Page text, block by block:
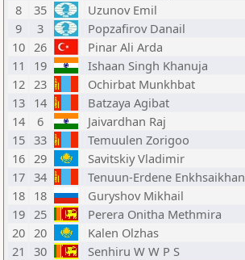
8
35 Uzunov Emil
9
3 Popzafirov Danail
10 26 Pinar Ali Arda
11
19 Ishaan Singh Khanuja
12 23 Ochirbat Munkhbat
13 14 Batzaya Agibat
14
6 Jaivardhan Raj
15 33 Temuulen Zorigoo
16 29 Savitskiy Vladimir
17 34 Tenuun-Erdene Enkhsaikhan
18 18 Guryshov Mikhail
19 25 Perera Onitha Methmira
20 20 Kalen Olzhas
21
30 Senhiru W W P S